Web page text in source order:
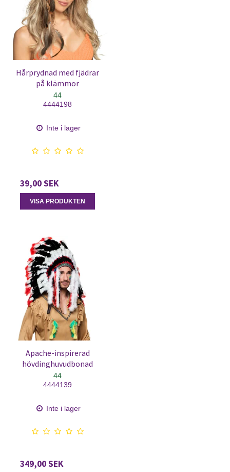
Hårprydnad med fjädrar
på klämmor
44
4444198
Inte i lager
39,00 SEK
VISA PRODUKTEN
Apache-inspirerad
hövdinghuvudbonad
44
4444139
Inte i lager
349,00 SEK